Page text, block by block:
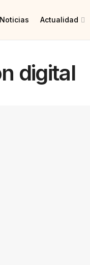
Noticias Actualidad
digital